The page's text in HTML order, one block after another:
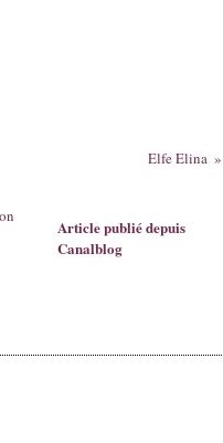
Elfe Elina
Article publié depuis
Canalblog